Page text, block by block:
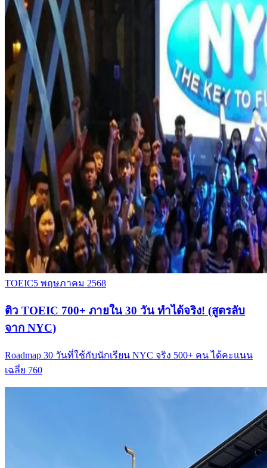
TOEIC5 พฤษภาคม 2568
ติว TOEIC 700+ ภายใน 30 วัน ทำได้จริง! (สูตรลับ
จาก NYC)
Roadmap 30 วันที่ใช้กับนักเรียน NYC จริง 500+ คน ได้คะแนน
เฉลี่ย 760